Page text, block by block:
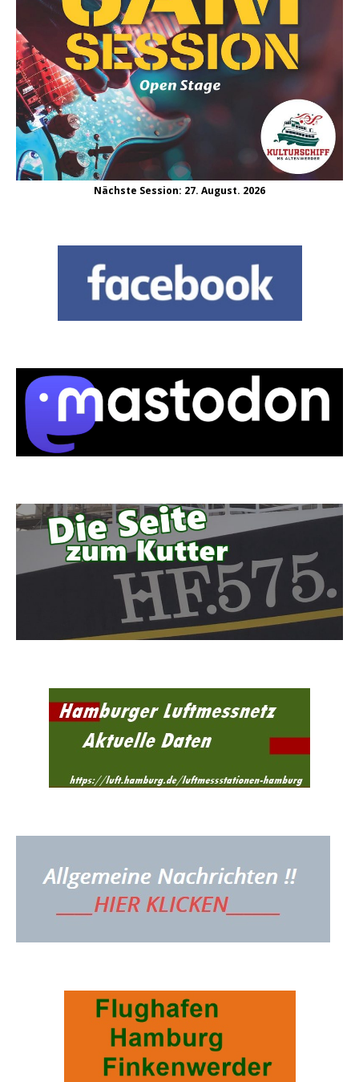
Nächste Session: 27. August. 2026